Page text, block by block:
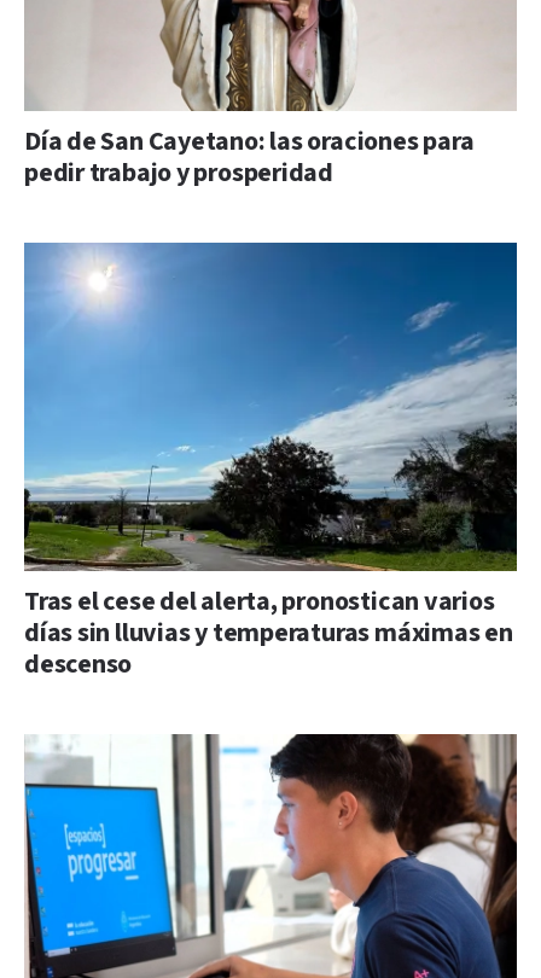
Día de San Cayetano: las oraciones para
pedir trabajo y prosperidad
Tras el cese del alerta, pronostican varios
días sin lluvias y temperaturas máximas en
descenso